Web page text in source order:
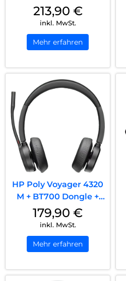
213,90 €
inkl. MwSt.
Mehr erfahren
HP Poly Voyager 4320
M + BT700 Dongle +
Ladestation Schwarz
179,90 €
inkl. MwSt.
Mehr erfahren